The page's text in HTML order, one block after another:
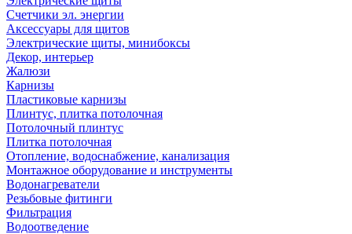
Счетчики эл. энергии
Аксессуары для щитов
Электрические щиты, минибоксы
Декор, интерьер
Жалюзи
Карнизы
Пластиковые карнизы
Плинтус, плитка потолочная
Потолочный плинтус
Плитка потолочная
Отопление, водоснабжение, канализация
Монтажное оборудование и инструменты
Водонагреватели
Резьбовые фитинги
Фильтрация
Водоотведение